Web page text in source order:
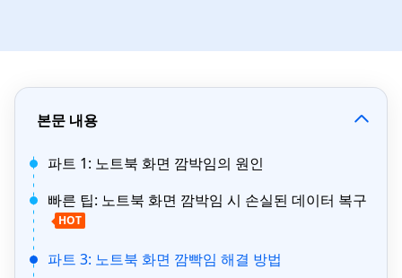
본문 내용
파트 1: 노트북 화면 깜박임의 원인
빠른 팁: 노트북 화면 깜박임 시 손실된 데이터 복구
HOT
파트 3: 노트북 화면 깜빡임 해결 방법